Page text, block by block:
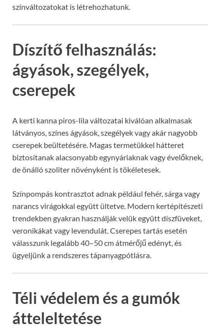
színváltozatokat is létrehozhatunk.
Díszítő felhasználás:
ágyások, szegélyek,
cserepek
A kerti kanna piros-lila változatai kiválóan alkalmasak
látványos, színes ágyások, szegélyek vagy akár nagyobb
cserepek beültetésére. Magas termetükkel hátteret
biztosítanak alacsonyabb egynyáriaknak vagy évelőknek,
de önálló szoliter növényként is tökéletesek.
Színpompás kontrasztot adnak például fehér, sárga vagy
narancs virágokkal együtt ültetve. Modern kertépítészeti
trendekben gyakran használják velük együtt díszfüveket,
veronikákat vagy levendulát. Cserepes tartás esetén
válasszunk legalább 40–50 cm átmérőjű edényt, és
ügyeljünk a rendszeres tápanyagpótlásra.
Téli védelem és a gumók
átteleltetése